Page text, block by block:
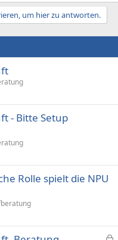
um hier zu antworten.
- Bitte Setup
Rolle spielt die NPU